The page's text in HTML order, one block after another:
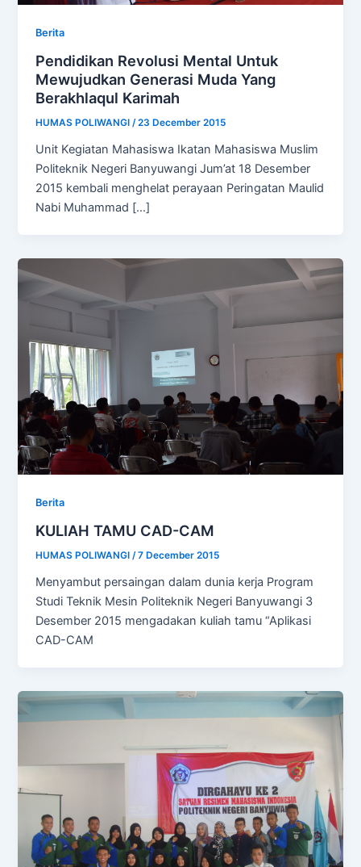
Berita
Pendidikan Revolusi Mental Untuk
Mewujudkan Generasi Muda Yang
Berakhlaqul Karimah
HUMAS POLIWANGI /23 December 2015
Unit Kegiatan Mahasiswa Ikatan Mahasiswa Muslim
Politeknik Negeri Banyuwangi Jum’at 18 Desember
2015 kembali menghelat perayaan Peringatan Maulid
Nabi Muhammad […]
Berita
KULIAH TAMU CAD-CAM
HUMAS POLIWANGI/7 December 2015
Menyambut persaingan dalam dunia kerja Program
Studi Teknik Mesin Politeknik Negeri Banyuwangi 3
Desember 2015 mengadakan kuliah tamu “Aplikasi
CAD-CAM